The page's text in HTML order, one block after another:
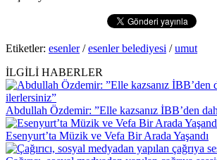
Etiketler: esenler/esenler belediyesi /umut
İLGİLİ HABERLER
Abdullah Özdemir: ”Elle kazsanız İBB’den
Esenyurt’ta Müzik ve Vefa Bir Arada Yaşandı